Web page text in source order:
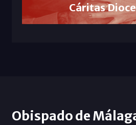
Cáritas
Obispado de